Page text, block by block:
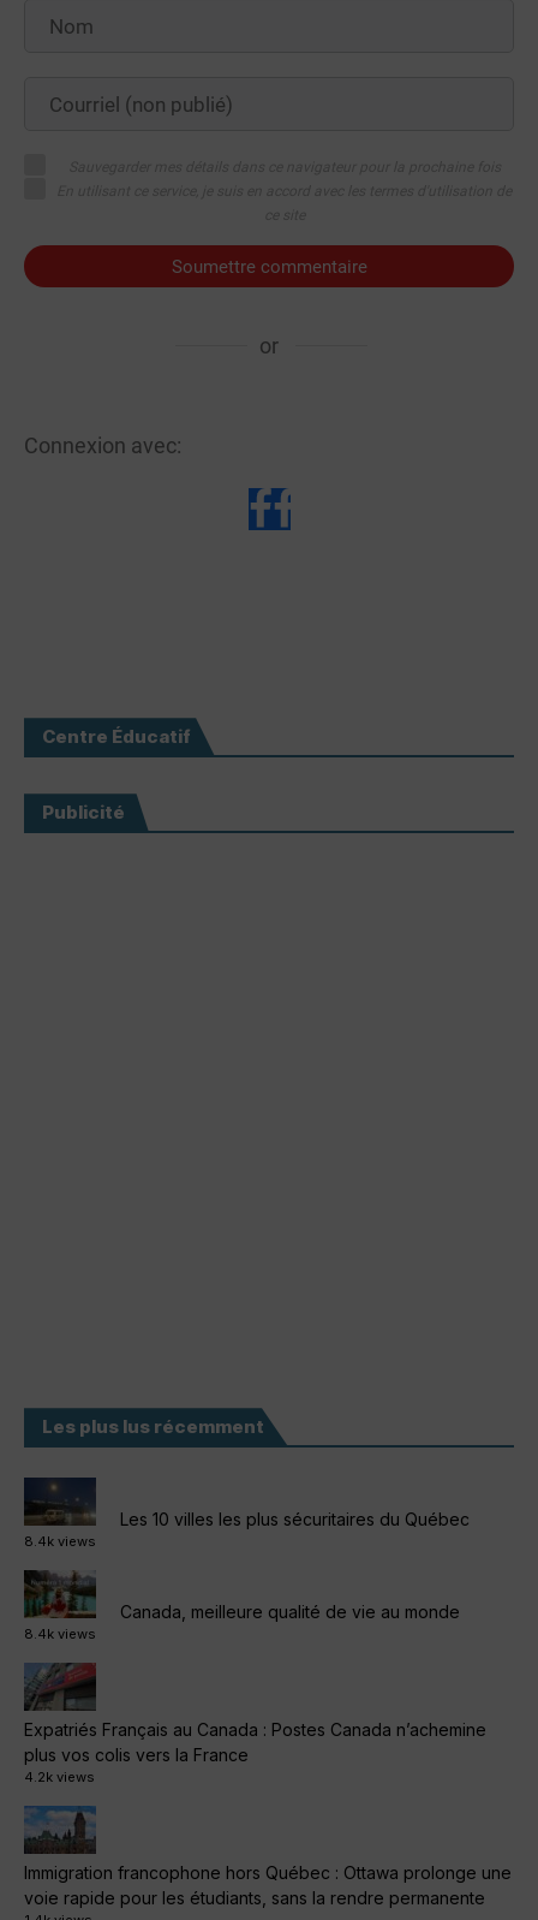
Soumettre commentaire
or
Connexion avec:
Centre Éducatif
Publicité
Les plus lus récemment
Les 10 villes les plus sécuritaires du Québec
8.4k views
Canada, meilleure qualité de vie au monde
8.4k views
Expatriés Français au Canada : Postes Canada n’achemine
plus vos colis vers la France
4.2k views
Immigration francophone hors Québec : Ottawa prolonge une
voie rapide pour les étudiants, sans la rendre permanente